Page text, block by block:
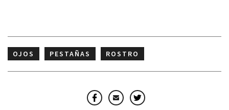
OJOS PESTAÑAS ROSTRO
Facebook
EmailTwitter